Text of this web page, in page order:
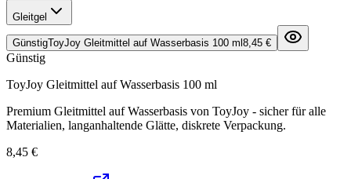
Gleitgel
GünstigToyJoy Gleitmittel auf Wasserbasis 100 ml 8,45 €
Günstig
ToyJoy Gleitmittel auf Wasserbasis 100 ml
Premium Gleitmittel auf Wasserbasis von ToyJoy - sicher für alle
Materialien, langanhaltende Glätte, diskrete Verpackung.
8,45 €